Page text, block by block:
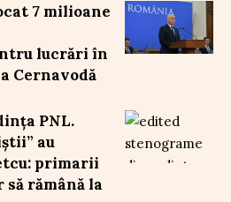
7 milioane
lucrări în
Cernavodă
PNL.
au
primarii
rămână la